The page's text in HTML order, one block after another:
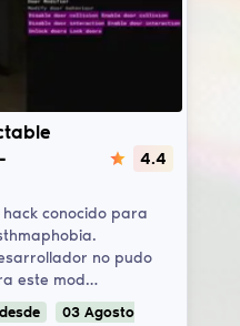
4.4
conocido para
no pudo
este mod…
desde 03 Agosto